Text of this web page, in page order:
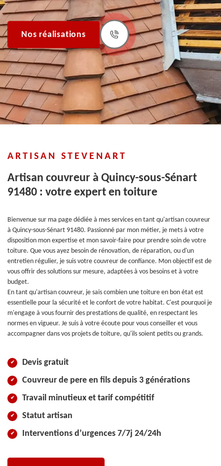
Nos réalisations
ARTISAN STEVENART
Artisan couvreur à Quincy-sous-Sénart
91480 : votre expert en toiture
Bienvenue sur ma page dédiée à mes services en tant qu'artisan couvreur
à Quincy-sous-Sénart 91480. Passionné par mon métier, je mets à votre
disposition mon expertise et mon savoir-faire pour prendre soin de votre
toiture. Que vous ayez besoin de rénovation, de réparation, ou d'un
entretien régulier, je suis votre couvreur de confiance. Mon objectif est de
vous offrir des solutions sur mesure, adaptées à vos besoins et à votre
budget.
En tant qu'artisan couvreur, je sais combien une toiture en bon état est
essentielle pour la sécurité et le confort de votre habitat. C'est pourquoi je
m'engage à vous fournir des prestations de qualité, en respectant les
normes en vigueur. Je suis à votre écoute pour vous conseiller et vous
accompagner dans vos projets de toiture, qu'ils soient petits ou grands.
Devis gratuit
Couvreur de pere en fils depuis 3 générations
Travail minutieux et tarif compétitif
Statut artisan
Interventions d’urgences 7/7j 24/24h